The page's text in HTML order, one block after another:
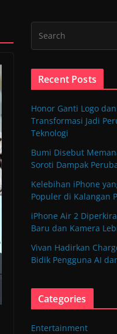
Recent Posts
Honor Ganti Logo
Transformasi Jadi
Teknologi
Bumi Disebut
Soroti Dampak
Kelebihan iPhone
Populer di Kalangan
iPhone Air 2
Baru dan Kamera
Vivan Hadirkan
Bidik Pengguna AI
Categories
Entertainment